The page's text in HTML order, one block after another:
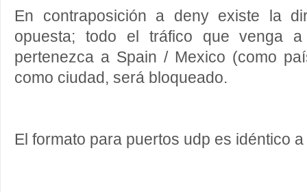
En contraposición a deny existe la
opuesta; todo el tráfico que venga
pertenezca a Spain / Mexico (como
como ciudad, será bloqueado.
El formato para puertos udp es idéntico a